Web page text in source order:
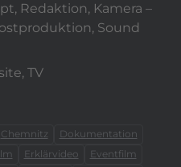
Redaktion, Kamera –
Sound
TV
Chemnitz
Dokumentation
Erklärvideo
Eventfilm